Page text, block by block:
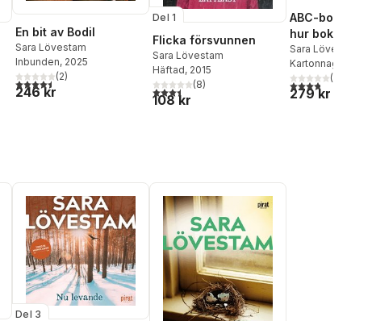
röster:
En bit av Bodil
Sara Lövestam
Inbunden, 2025
4,5utav 5 stjärnor. Totalt antal röster:
(2)
246 kr
Del 1
Flicka försvunnen
Sara Lövestam
Häftad, 2015
3,5utav 5 stjärnor. Totalt antal röster:
(8)
108 kr
ABC-bok för
hur
uppkom och
gjort sedan
Sara Lövestam
Kartonnage
3,8utav 5(
279 kr
Del 3